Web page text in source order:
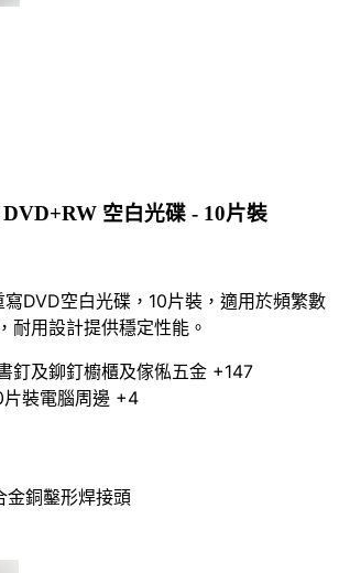
空白光碟 - 10片裝
DVD空白光碟，10片裝，適用於頻繁數
耐用設計提供穩定性能。
釘及鉚釘櫥櫃及傢俬五金 +147
片裝電腦周邊 +4
銅鑿形焊接頭